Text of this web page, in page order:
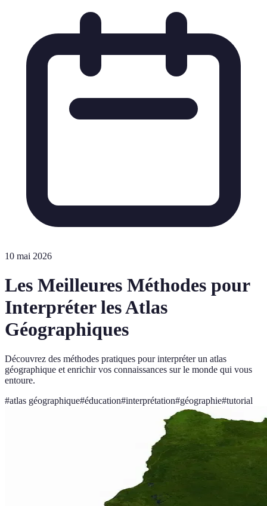
10 mai 2026
Les Meilleures Méthodes pour
Interpréter les Atlas
Géographiques
Découvrez des méthodes pratiques pour interpréter un atlas
géographique et enrichir vos connaissances sur le monde qui vous
entoure.
#atlas géographique#éducation#interprétation#géographie#tutorial